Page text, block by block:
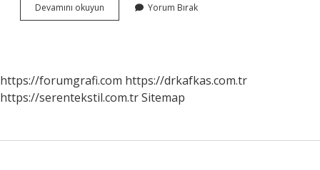
Devamını okuyun Muhafazakâr
Bungalov
Yorum Bırak
https://forumgrafi.com https://drkafkas.com.tr
https://serentekstil.com.trSitemap